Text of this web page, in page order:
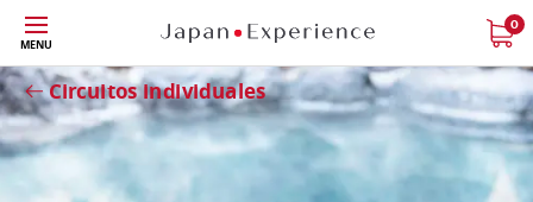
Tamaño
MENU
0
Circuitos individuales
Close